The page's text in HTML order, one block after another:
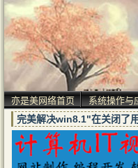
亦是美网络首页 系统操作与
完美解决win8.1"在关闭了